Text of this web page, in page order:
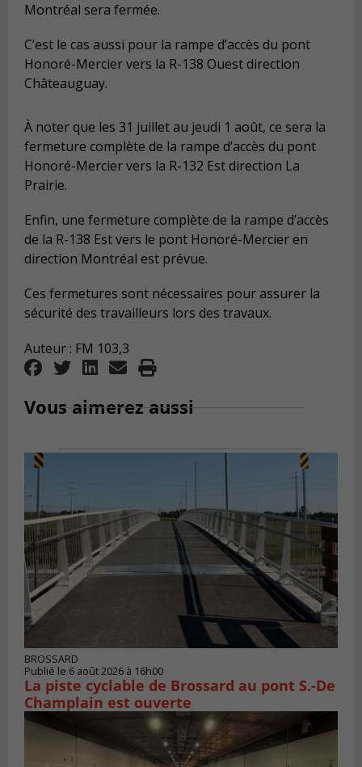
Montréal sera fermée.
C’est le cas aussi pour la rampe d’accès du pont
Honoré-Mercier vers la R-138 Ouest direction
Châteauguay.
À noter que les 31 juillet au jeudi 1 août, ce sera la
fermeture complète de la rampe d’accès du pont
Honoré-Mercier vers la R-132 Est direction La
Prairie.
Enfin, une fermeture complète de la rampe d’accès
de la R-138 Est vers le pont Honoré-Mercier en
direction Montréal est prévue.
Ces fermetures sont nécessaires pour assurer la
sécurité des travailleurs lors des travaux.
Auteur : FM 103,3
Vous aimerez aussi
BROSSARD
Publié le 6 août 2026 à 16h00
La piste cyclable de Brossard au pont S.-De
Champlain est ouverte